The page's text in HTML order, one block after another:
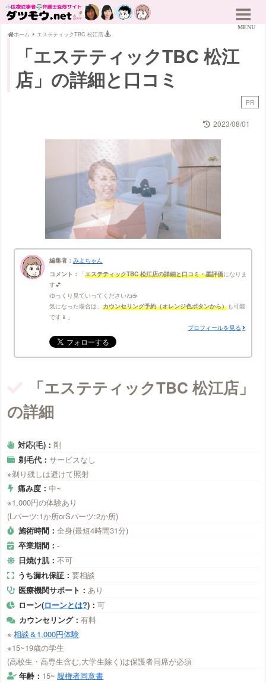
ホーム エステティックTBC 松江店
「エステティックTBC 松江
店」の詳細と口コミ
PR
2023/08/01
編集者： みよちゃん
コメント：
エステティックTBC 松江店の詳細と口コミ・星評価になりま
す💕
ゆっくり見ていってくださいね☕
気になった場合は、 カウンセリング予約（オレンジ色ボタンから）も可能
です📱
プロフィールを見る
「エステティックTBC 松江店」
の詳細
対応(毛)：剛
剃毛代：サービスなし
※剃り残しは避けて照射
痛み度：中~
※1,000円の体験あり
(Lパーツ:1か所orSパーツ:2か所)
施術時間： 全身(最短4時間31分)
卒業期間： -
日焼け肌： 不可
うち漏れ保証： 要相談
医療機関サポート： あり
ローン(ローンとは?)： 可
カウンセリング： 有料
※ 相談＆1,000円体験
※15~19歳の学生
(高校生・高専生含む,大学生除く)は保護者同席が必須
年齢： 15~ 親権者同意書